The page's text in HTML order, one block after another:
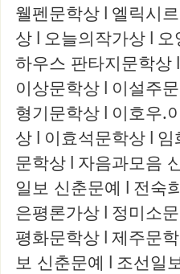
웰펜문학상 l 엘릭시
상 l 오늘의작가상 l 오
하우스 판타지문학상 l
이상문학상 l 이설주
형기문학상 l 이호우.
상 l 이효석문학상 l 임
문학상 l 자음과모음
일보 신춘문예 l 전숙
은평론가상 l 정미소
평화문학상 l 제주문
보 신춘문예 l 조선일